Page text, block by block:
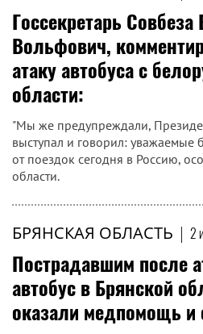
Госсекретарь Совбеза
Вольфович,
атаку автобуса с
области:
"Мы же предупреждали,
выступал и говорил: уважаемые
от поездок сегодня в Россию,
области.
БРЯНСКАЯ ОБЛАСТЬ | 2
Пострадавшим после
автобус в Брянской
оказали медпомощь и